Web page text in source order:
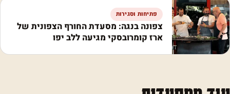
פתיחות וסגירות
צפונה בנגה: מסעדת החורף הצפונית של
ארז קומרובסקי מגיעה ללב יפו